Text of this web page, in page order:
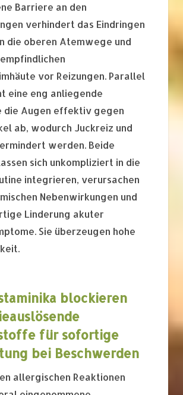
Barriere an den
verhindert das Eindringen
die oberen Atemwege und
vor Reizungen. Parallel
eine eng anliegende
die Augen effektiv gegen
ab, wodurch Juckreiz und
werden. Beide
sich unkompliziert in die
integrieren, verursachen
Nebenwirkungen und
Linderung akuter
Sie überzeugen hohe
blockieren
für sofortige
bei Beschwerden
allergischen Reaktionen